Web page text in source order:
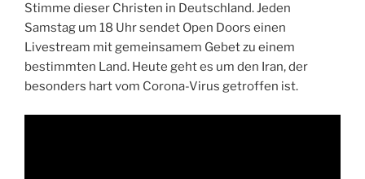
Stimme dieser Christen in Deutschland. Jeden
Samstag um 18 Uhr sendet Open Doors einen
Livestream mit gemeinsamem Gebet zu einem
bestimmten Land. Heute geht es um den Iran, der
besonders hart vom Corona-Virus getroffen ist.